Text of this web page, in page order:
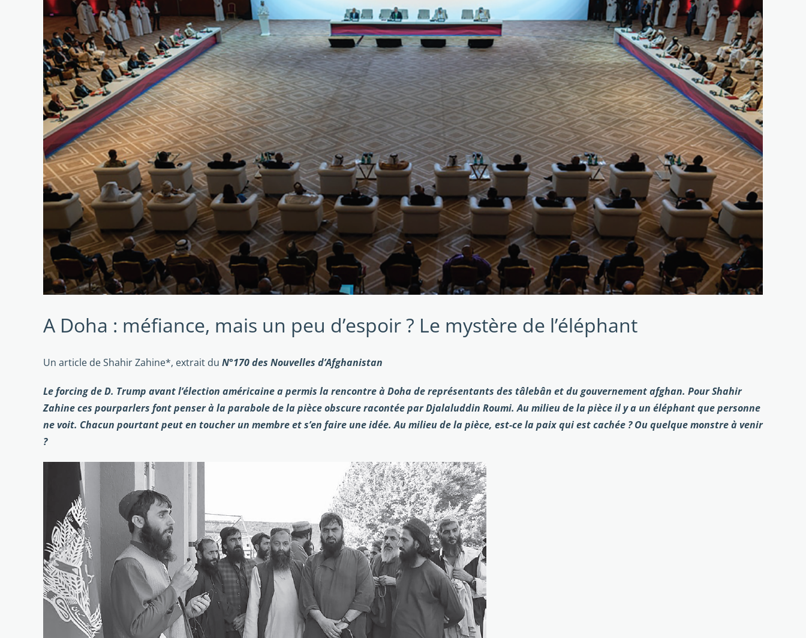
A Doha : méfiance, mais un peu d’espoir ? Le mystère de l’éléphant
Un article de Shahir Zahine*, extrait du N°170 des Nouvelles d’Afghanistan
Le forcing de D. Trump avant l’élection américaine a permis la rencontre à Doha de représentants des tâlebân et du gouvernement afghan. Pour Shahir
Zahine ces pourparlers font penser à la parabole de la pièce obscure racontée par Djalaluddin Roumi. Au milieu de la pièce il y a un éléphant que personne
ne voit. Chacun pourtant peut en toucher un membre et s’en faire une idée. Au milieu de la pièce, est-ce la paix qui est cachée ? Ou quelque monstre à venir
?